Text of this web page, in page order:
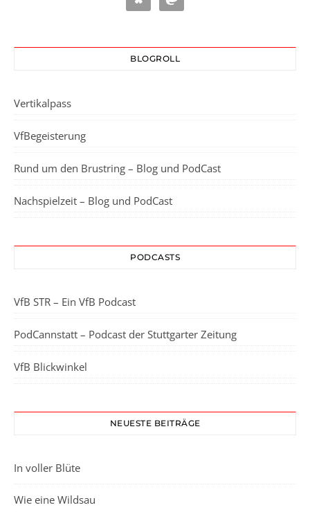
BLOGROLL
Vertikalpass
VfBegeisterung
Rund um den Brustring – Blog und PodCast
Nachspielzeit – Blog und PodCast
PODCASTS
VfB STR – Ein VfB Podcast
PodCannstatt – Podcast der Stuttgarter Zeitung
VfB Blickwinkel
NEUESTE BEITRÄGE
In voller Blüte
Wie eine Wildsau